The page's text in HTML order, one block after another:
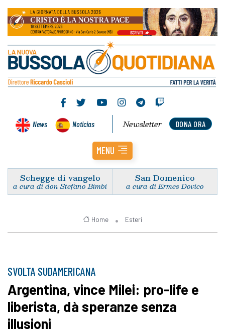
News Noticias DONA ORA
Newsletter
MENU
Schegge di vangelo
a cura di don Stefano Bimbi
San Domenico
a cura di Ermes Dovico
Home Esteri
SVOLTA SUDAMERICANA
Argentina, vince Milei: pro-life e
liberista, dà speranze senza
illusioni